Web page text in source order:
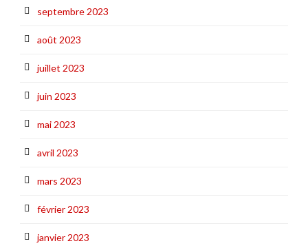
septembre 2023
août 2023
juillet 2023
juin 2023
mai 2023
avril 2023
mars 2023
février 2023
janvier 2023